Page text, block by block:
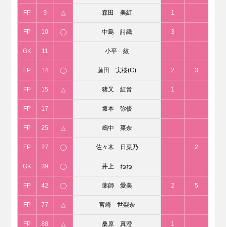
FP 9 △ 森田 美紅 1
FP 10 ◯ 中島 詩織 3
GK 11 小平 紋
FP 14 ◯ 藤田 実桜(C) 2 3
FP 15 △ 猪又 紅音 1
FP 17 坂本 弥優
FP 25 △ 嶋中 菜奈
FP 27 ◯ 佐々木 日菜乃 2
GK 39 ◯ 井上 ねね
FP 42 ◯ 薬師 愛美 2 5
FP 77 △ 宮崎 世梨奈
FP 88 △ 桑原 真澄 1